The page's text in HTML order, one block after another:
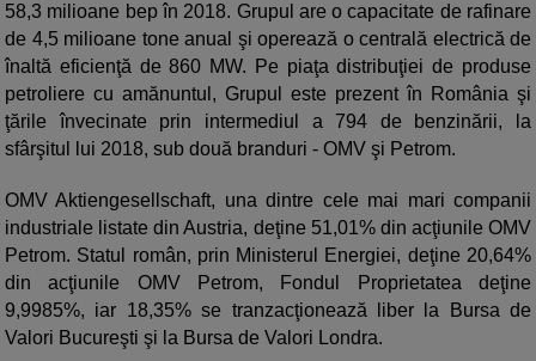
58,3 milioane bep în 2018. Grupul are o capacitate de rafinare
de 4,5 milioane tone anual şi operează o centrală electrică de
înaltă eficienţă de 860 MW. Pe piaţa distribuţiei de produse
petroliere cu amănuntul, Grupul este prezent în România şi
ţările învecinate prin intermediul a 794 de benzinării, la
sfârşitul lui 2018, sub două branduri - OMV şi Petrom.
OMV Aktiengesellschaft, una dintre cele mai mari companii
industriale listate din Austria, deţine 51,01% din acţiunile OMV
Petrom. Statul român, prin Ministerul Energiei, deţine 20,64%
din acţiunile OMV Petrom, Fondul Proprietatea deţine
9,9985%, iar 18,35% se tranzacţionează liber la Bursa de
Valori Bucureşti şi la Bursa de Valori Londra.